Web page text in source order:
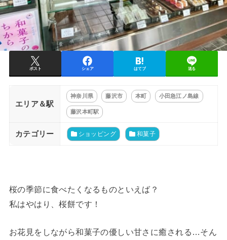
ポスト シェア はてブ 送る
エリア＆駅
神奈川県 藤沢市 本町 小田急江ノ島線
藤沢本町駅
カテゴリー ショッピング 和菓子
桜の季節に食べたくなるものといえば？
私はやはり、桜餅です！
お花見をしながら和菓子の優しい甘さに癒される…そん